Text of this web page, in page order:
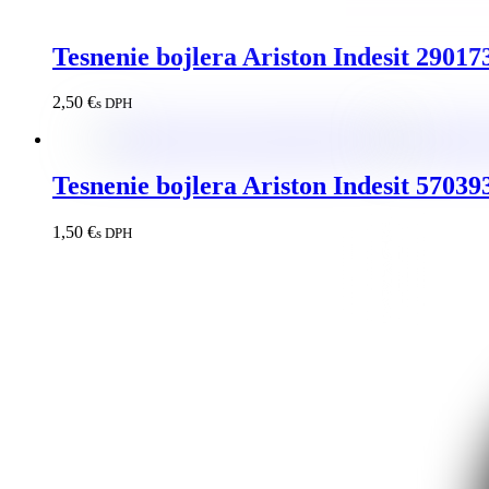
Tesnenie bojlera Ariston Indesit
2,50 €s DPH
Tesnenie bojlera Ariston Indesit
1,50 €s DPH